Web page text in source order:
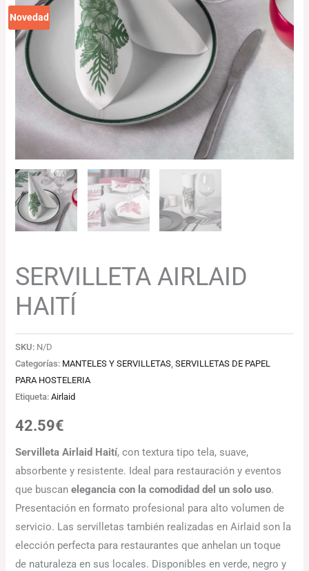
Novedad
SERVILLETA AIRLAID
HAITÍ
SKU: N/D
Categorías: MANTELES Y SERVILLETAS ,SERVILLETAS DE PAPEL
PARA HOSTELERIA
Etiqueta:Airlaid
42.59€
Servilleta Airlaid Haití, con textura tipo tela, suave,
absorbente y resistente. Ideal para restauración y eventos
que buscanelegancia con la comodidad del un solo uso.
Presentación en formato profesional para alto volumen de
servicio. Las servilletas también realizadas en Airlaid son la
elección perfecta para restaurantes que anhelan un toque
de naturaleza en sus locales. Disponibles en verde, negro y